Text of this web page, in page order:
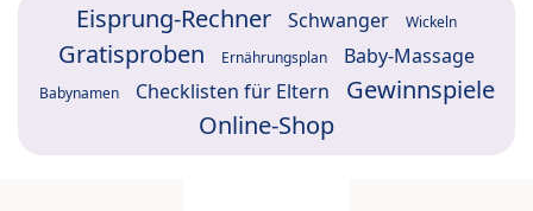
Eisprung-Rechner Schwanger Wickeln
Gratisproben Ernährungsplan Baby-Massage
Babynamen Checklisten für Eltern
Gewinnspiele
Online-Shop